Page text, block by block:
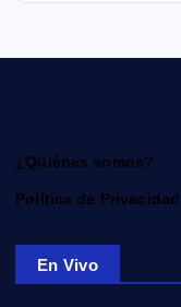
¿Quiénes somos?
Política de Privacidad
En Vivo